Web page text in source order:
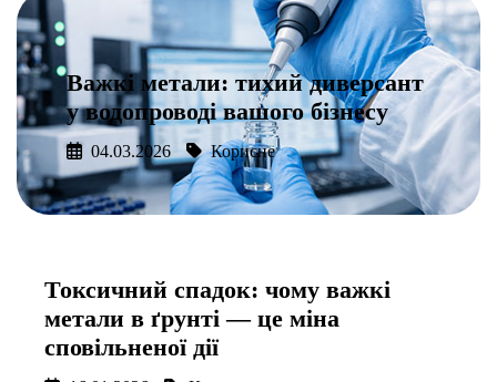
Важкі метали: тихий диверсант
у водопроводі вашого бізнесу
04.03.2026 Корисне
Подробнее
Токсичний спадок: чому важкі
метали в ґрунті — це міна
сповільненої дії